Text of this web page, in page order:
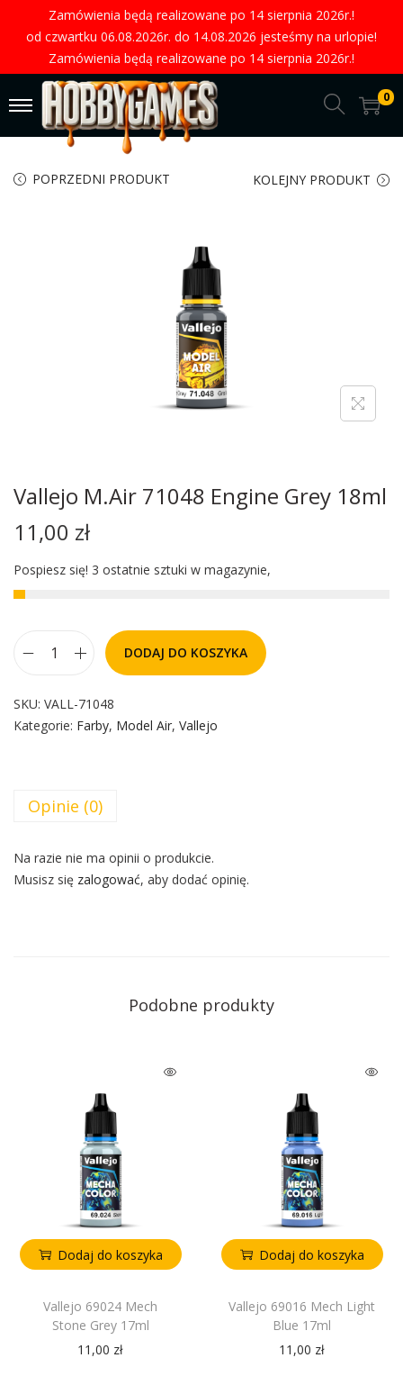
Zamówienia będą realizowane po 14 sierpnia 2026r.!
od czwartku 06.08.2026r. do 14.08.2026 jesteśmy na urlopie!
Zamówienia będą realizowane po 14 sierpnia 2026r.!
0
POPRZEDNI PRODUKT KOLEJNY PRODUKT
Vallejo M.Air 71048 Engine Grey 18ml
11,00 zł
Pospiesz się! 3 ostatnie sztuki w magazynie,
DODAJ DO KOSZYKA
SKU: VALL-71048
Kategorie: Farby, Model Air, Vallejo
Opinie (0)
Na razie nie ma opinii o produkcie.
Musisz się zalogować, aby dodać opinię.
Podobne produkty
Dodaj do koszyka
Vallejo 69024 Mech
Stone Grey 17ml
11,00 zł
Dodaj do koszyka
Vallejo 69016 Mech Light
Blue 17ml
11,00 zł